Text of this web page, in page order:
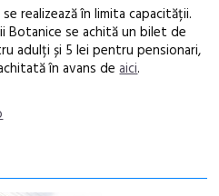
realizează în limita capacității.
Botanice se achită un bilet de
adulți și 5 lei pentru pensionari,
în avans deaici.